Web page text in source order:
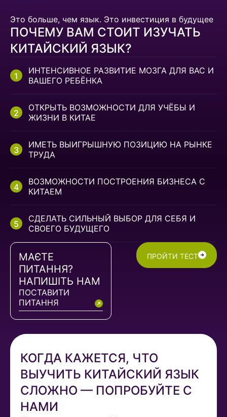
ПОЧЕМУ ВАМ СТОИТ ИЗУЧАТЬ
КИТАЙСКИЙ ЯЗЫК?
Это больше, чем язык. Это инвестиция в будущее
МАЄТЕ
ПИТАННЯ?
НАПИШІТЬ НАМ
ПОСТАВИТИ
ПИТАННЯ
ПРОЙТИ ТЕСТ
ИНТЕНСИВНОЕ РАЗВИТИЕ МОЗГА ДЛЯ ВАС И
ВАШЕГО РЕБЁНКА
ОТКРЫТЬ ВОЗМОЖНОСТИ ДЛЯ УЧЁБЫ И
ЖИЗНИ В КИТАЕ
ИМЕТЬ ВЫИГРЫШНУЮ ПОЗИЦИЮ НА РЫНКЕ
ТРУДА
ВОЗМОЖНОСТИ ПОСТРОЕНИЯ БИЗНЕСА С
КИТАЕМ
СДЕЛАТЬ СИЛЬНЫЙ ВЫБОР ДЛЯ СЕБЯ И
СВОЕГО БУДУЩЕГО
КОГДА КАЖЕТСЯ, ЧТО
ВЫУЧИТЬ КИТАЙСКИЙ ЯЗЫК
СЛОЖНО — ПОПРОБУЙТЕ С
НАМИ